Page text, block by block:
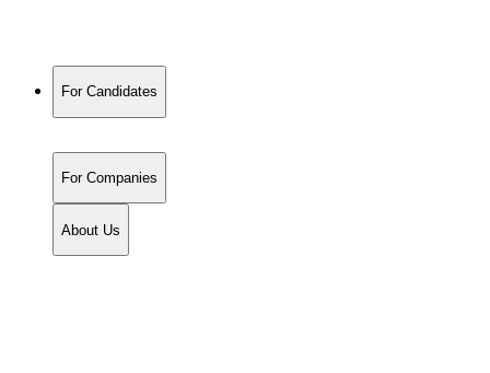
For Candidates
For Companies
About Us